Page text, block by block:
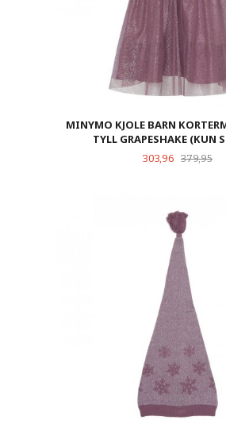
MINYMO KJOLE BARN
TYLL GRAPESHAKE (KUN
Tilbud
303,96 379,95